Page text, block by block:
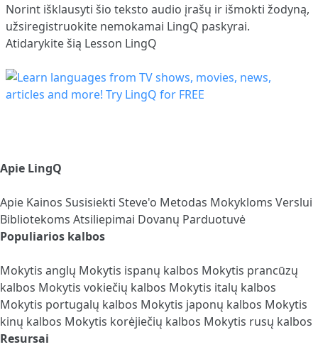
Norint išklausyti šio teksto audio įrašų ir išmokti žodyną,
užsiregistruokite nemokamai LingQ paskyrai.
Atidarykite šią Lesson LingQ
Apie LingQ
Apie Kainos Susisiekti Steve'o Metodas Mokykloms Verslui
Bibliotekoms Atsiliepimai Dovanų Parduotuvė
Populiarios kalbos
Mokytis anglų Mokytis ispanų kalbos Mokytis prancūzų
kalbos Mokytis vokiečių kalbos Mokytis italų kalbos
Mokytis portugalų kalbos Mokytis japonų kalbos Mokytis
kinų kalbos Mokytis korėjiečių kalbos Mokytis rusų kalbos
Resursai